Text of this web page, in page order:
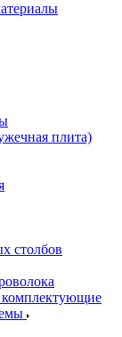
плита)
столбов
комплектующие